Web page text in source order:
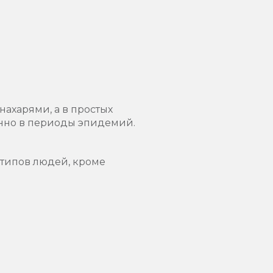
а в простых
в периоды эпидемий.
людей, кроме